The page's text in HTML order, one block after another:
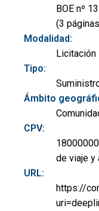
BOE nº
(3
Modalidad:
Licitación
Tipo:
Ámbito
CPV:
de viaje y
URL:
https://